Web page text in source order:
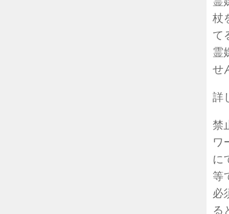
杖
て
霊
せ
詳
禁
ワ
に
等
必
る